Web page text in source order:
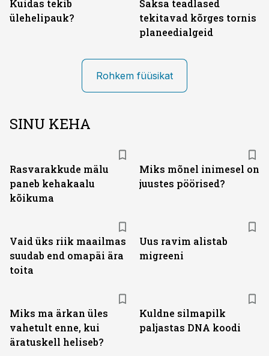
Kuidas tekib
ülehelipauk?
Saksa teadlased
tekitavad kõrges tornis
planeedialgeid
Rohkem füüsikat
SINU KEHA
Rasvarakkude mälu
paneb kehakaalu
kõikuma
Miks mõnel inimesel on
juustes pöörised?
Vaid üks riik maailmas
suudab end omapäi ära
toita
Uus ravim alistab
migreeni
Miks ma ärkan üles
vahetult enne, kui
äratuskell heliseb?
Kuldne silmapilk
paljastas DNA koodi